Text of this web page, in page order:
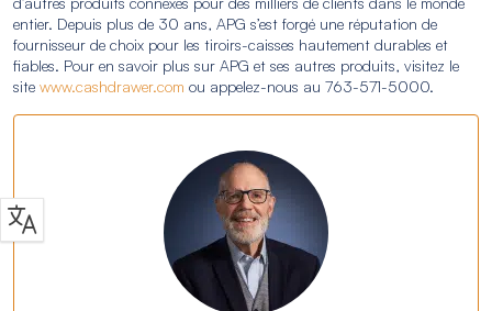
entier. Depuis plus de 30 ans, APG s’est forgé une réputation de
fournisseur de choix pour les tiroirs-caisses hautement durables et
fiables. Pour en savoir plus sur APG et ses autres produits, visitez le
site www.cashdrawer.com ou appelez-nous au 763-571-5000.